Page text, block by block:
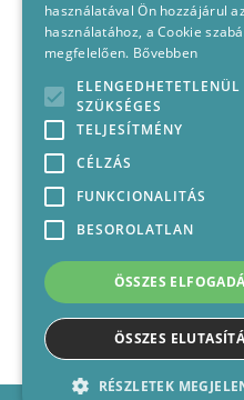
Több mint
használatával Ön hozzájárul
használatához, a Cookie
megfelelően. Bővebben
ELENGEDHETETLENÜL
SZÜKSÉGES
TELJESÍTMÉNY
CÉLZÁS
FUNKCIONALITÁS
BESOROLATLAN
ÖSSZES
ÖSSZES
RÉSZLETEK